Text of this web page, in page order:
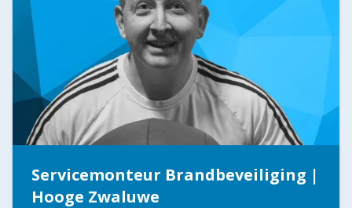
Servicemonteur Brandbeveiliging |
Hooge Zwaluwe